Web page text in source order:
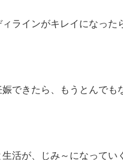
ラインがキレイになった
できたら、もうとんでも
生活が、じみ～になってい